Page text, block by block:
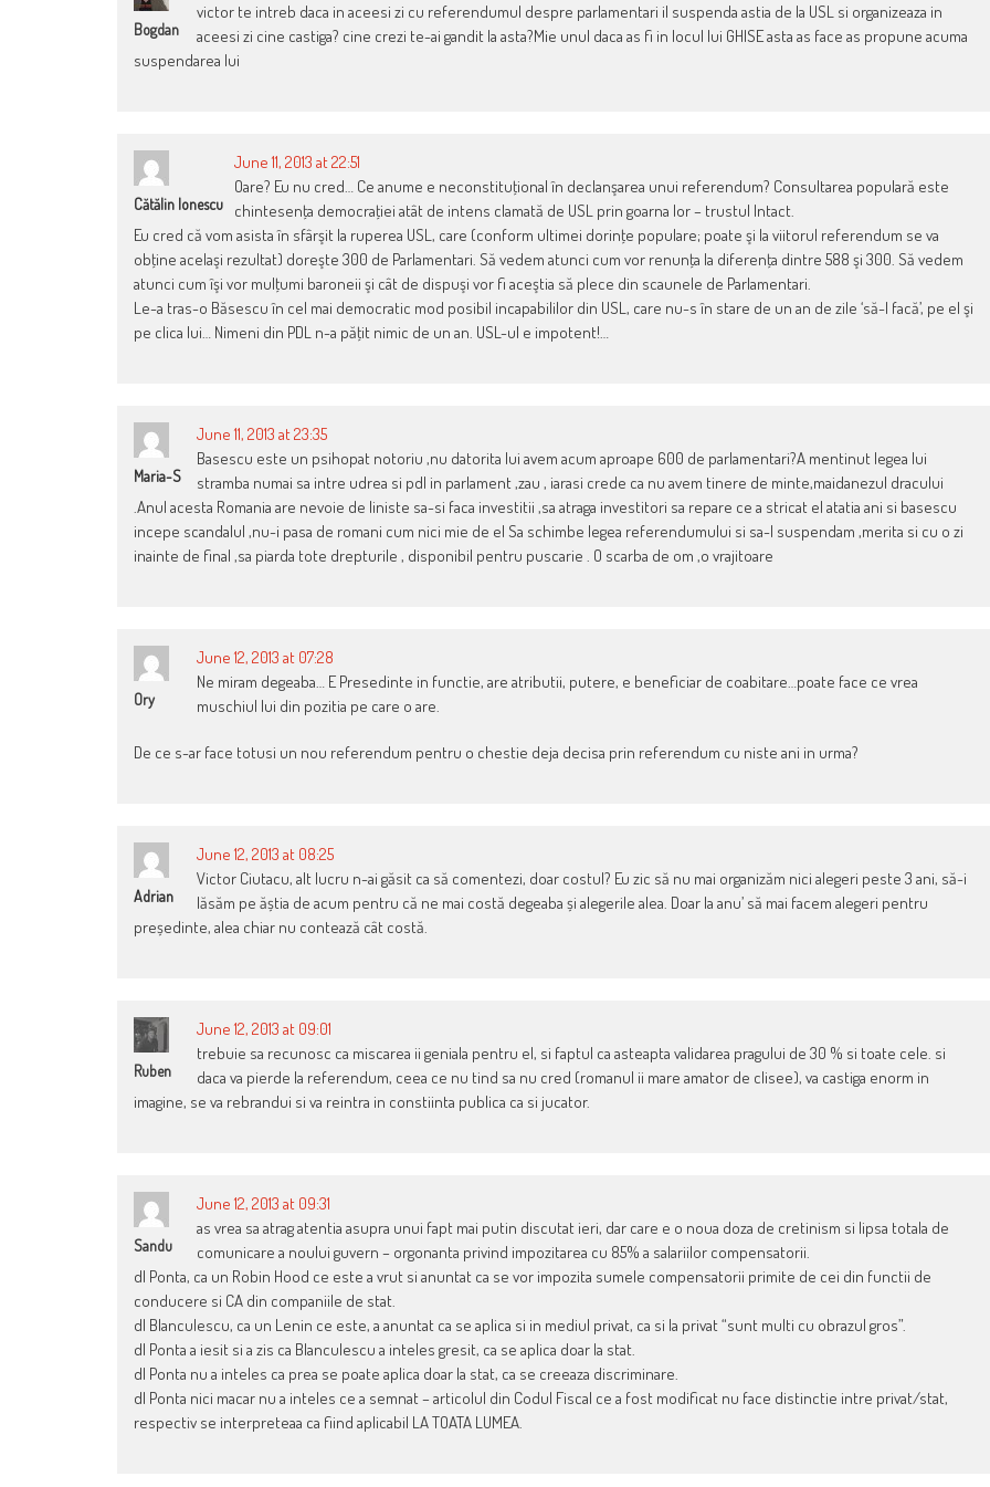
Bogdan
victor te intreb daca in aceesi zi cu referendumul despre parlamentari il suspenda astia de la USL si organizeaza in
aceesi zi cine castiga? cine crezi te-ai gandit la asta?Mie unul daca as fi in locul lui GHISE asta as face as propune acuma
suspendarea lui
Cătălin Ionescu
June 11, 2013 at 22:51
Oare? Eu nu cred… Ce anume e neconstituţional în declanşarea unui referendum? Consultarea populară este
chintesenţa democraţiei atât de intens clamată de USL prin goarna lor – trustul Intact.
Eu cred că vom asista în sfârşit la ruperea USL, care (conform ultimei dorinţe populare; poate şi la viitorul referendum se va
obţine acelaşi rezultat) doreşte 300 de Parlamentari. Să vedem atunci cum vor renunţa la diferenţa dintre 588 şi 300. Să vedem
atunci cum îşi vor mulţumi baroneii şi cât de dispuşi vor fi aceştia să plece din scaunele de Parlamentari.
Le-a tras-o Băsescu în cel mai democratic mod posibil incapabililor din USL, care nu-s în stare de un an de zile ‘să-l facă’, pe el şi
pe clica lui… Nimeni din PDL n-a păţit nimic de un an. USL-ul e impotent!…
Maria-S
June 11, 2013 at 23:35
Basescu este un psihopat notoriu ,nu datorita lui avem acum aproape 600 de parlamentari?A mentinut legea lui
stramba numai sa intre udrea si pdl in parlament ,zau , iarasi crede ca nu avem tinere de minte,maidanezul dracului
.Anul acesta Romania are nevoie de liniste sa-si faca investitii ,sa atraga investitori sa repare ce a stricat el atatia ani si basescu
incepe scandalul ,nu-i pasa de romani cum nici mie de el Sa schimbe legea referendumului si sa-l suspendam ,merita si cu o zi
inainte de final ,sa piarda tote drepturile , disponibil pentru puscarie . O scarba de om ,o vrajitoare
Ory
June 12, 2013 at 07:28
Ne miram degeaba… E Presedinte in functie, are atributii, putere, e beneficiar de coabitare…poate face ce vrea
muschiul lui din pozitia pe care o are.
De ce s-ar face totusi un nou referendum pentru o chestie deja decisa prin referendum cu niste ani in urma?
Adrian
June 12, 2013 at 08:25
Victor Ciutacu, alt lucru n-ai găsit ca să comentezi, doar costul? Eu zic să nu mai organizăm nici alegeri peste 3 ani, să-i
lăsăm pe ăștia de acum pentru că ne mai costă degeaba și alegerile alea. Doar la anu’ să mai facem alegeri pentru
președinte, alea chiar nu contează cât costă.
Ruben
June 12, 2013 at 09:01
trebuie sa recunosc ca miscarea ii geniala pentru el, si faptul ca asteapta validarea pragului de 30 % si toate cele. si
daca va pierde la referendum, ceea ce nu tind sa nu cred (romanul ii mare amator de clisee), va castiga enorm in
imagine, se va rebrandui si va reintra in constiinta publica ca si jucator.
Sandu
June 12, 2013 at 09:31
as vrea sa atrag atentia asupra unui fapt mai putin discutat ieri, dar care e o noua doza de cretinism si lipsa totala de
comunicare a noului guvern – orgonanta privind impozitarea cu 85% a salariilor compensatorii.
dl Ponta, ca un Robin Hood ce este a vrut si anuntat ca se vor impozita sumele compensatorii primite de cei din functii de
conducere si CA din companiile de stat.
dl Blanculescu, ca un Lenin ce este, a anuntat ca se aplica si in mediul privat, ca si la privat “sunt multi cu obrazul gros”.
dl Ponta a iesit si a zis ca Blanculescu a inteles gresit, ca se aplica doar la stat.
dl Ponta nu a inteles ca prea se poate aplica doar la stat, ca se creeaza discriminare.
dl Ponta nici macar nu a inteles ce a semnat – articolul din Codul Fiscal ce a fost modificat nu face distinctie intre privat/stat,
respectiv se interpreteaa ca fiind aplicabil LA TOATA LUMEA.